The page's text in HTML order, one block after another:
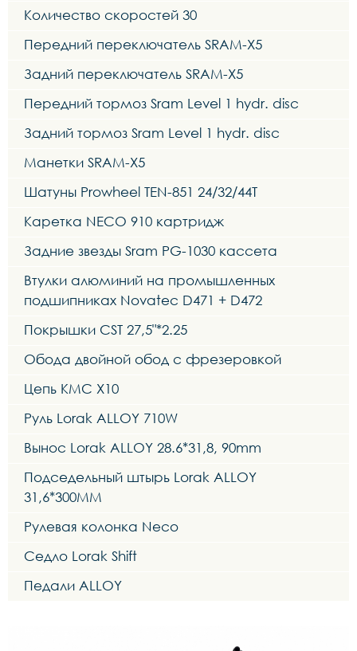
Количество скоростей 30
Передний переключатель SRAM-X5
Задний переключатель SRAM-X5
Передний тормоз Sram Level 1 hydr. disc
Задний тормоз Sram Level 1 hydr. disc
Манетки SRAM-X5
Шатуны Prowheel TEN-851 24/32/44T
Каретка NECO 910 картридж
Задние звезды Sram PG-1030 кассета
Втулки алюминий на промышленных
подшипниках Novatec D471 + D472
Покрышки CST 27,5"*2.25
Обода двойной обод с фрезеровкой
Цепь KMC X10
Руль Lorak ALLOY 710W
Вынос Lorak ALLOY 28.6*31,8, 90mm
Подседельный штырь Lorak ALLOY
31,6*300MM
Рулевая колонка Neco
Седло Lorak Shift
Педали ALLOY